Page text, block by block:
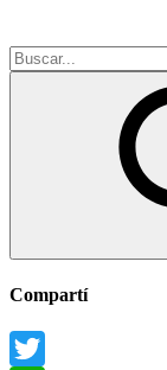
Buscar:
Compartí